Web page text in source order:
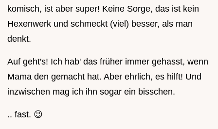
komisch, ist aber super! Keine Sorge, das ist kein
Hexenwerk und schmeckt (viel) besser, als man
denkt.
Auf geht's! Ich hab' das früher immer gehasst, wenn
Mama den gemacht hat. Aber ehrlich, es hilft! Und
inzwischen mag ich ihn sogar ein bisschen.
.. fast. 😉